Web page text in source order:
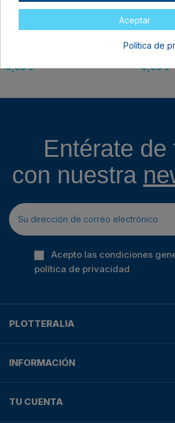
8,95 €
Packs
9,95 €
Entérate de
con nuestra
Acepto las condiciones
política de privacidad
PLOTTERALIA
INFORMACIÓN
TU CUENTA
Aceptar
Política de